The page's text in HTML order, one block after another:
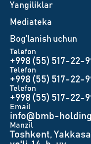
Yangiliklar
Mediateka
Bog’lanish uchun
Telefon
+998 (55) 517-22-
Telefon
+998 (55) 517-22-
Telefon
+998 (55) 517-22-
Email
info@bmb-
Manzil
Toshkent,